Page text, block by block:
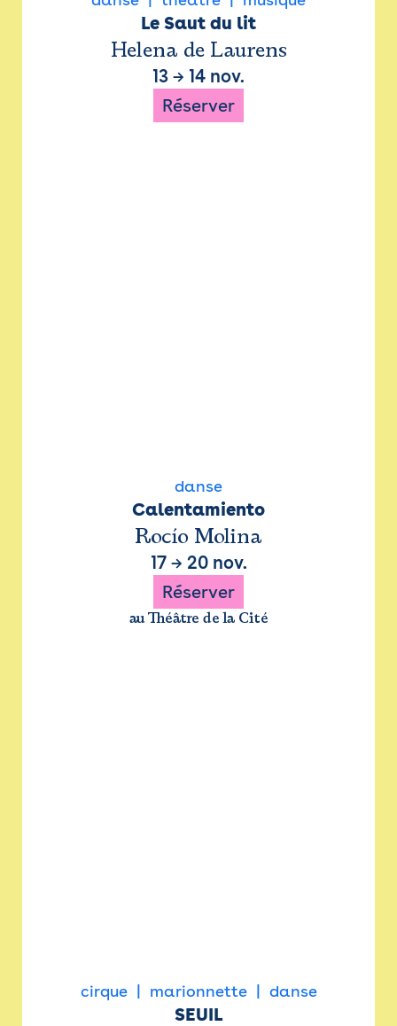
Le Saut du lit
Helena de Laurens
13 → 14 nov.
Réserver
danse
Calentamiento
Rocío Molina
17→ 20 nov.
Réserver
au Théâtre de la Cité
cirque marionnette danse
SEUIL